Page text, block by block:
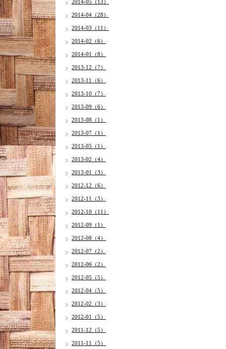
2014-05（13）
2014-04（28）
2014-03（11）
2014-02（6）
2014-01（8）
2013-12（7）
2013-11（6）
2013-10（7）
2013-09（6）
2013-08（1）
2013-07（1）
2013-05（1）
2013-02（4）
2013-01（3）
2012-12（6）
2012-11（3）
2012-10（11）
2012-09（1）
2012-08（4）
2012-07（2）
2012-06（2）
2012-05（5）
2012-04（5）
2012-02（3）
2012-01（5）
2011-12（5）
2011-11（5）